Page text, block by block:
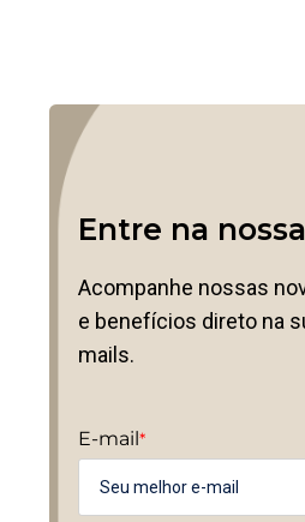
Entre na
Acompanhe nossas
e benefícios direto na
mails.
E-mail *